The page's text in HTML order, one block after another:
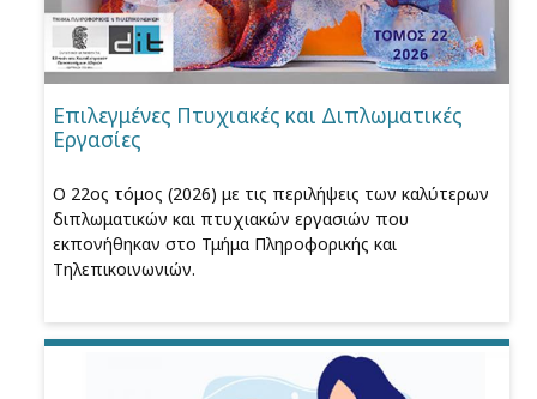
Επιλεγμένες Πτυχιακές και Διπλωματικές
Εργασίες
Ο 22ος τόμος (2026) με τις περιλήψεις των καλύτερων
διπλωματικών και πτυχιακών εργασιών που
εκπονήθηκαν στο Τμήμα Πληροφορικής και
Τηλεπικοινωνιών.